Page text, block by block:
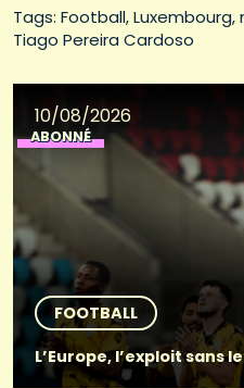
Tags: Football Luxembourg
Tiago Pereira Cardoso
10/08/2026
ABONNÉ
FOOTBALL
L’Europe, l’exploit sans